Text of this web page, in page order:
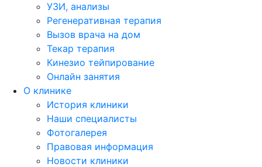
УЗИ, анализы
Регенеративная терапия
Вызов врача на дом
Текар терапия
Кинезио тейпирование
Онлайн занятия
О клинике
История клиники
Наши специалисты
Фотогалерея
Правовая информация
Новости клиники